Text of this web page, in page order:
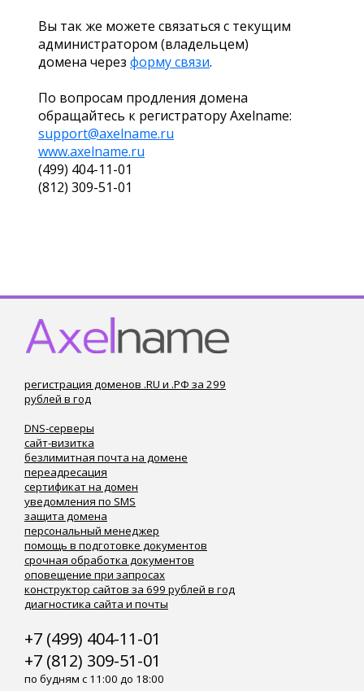
Вы так же можете связаться с текущим
администратором (владельцем)
домена через форму связи.
По вопросам продления домена
обращайтесь к регистратору Axelname:
support@axelname.ru
www.axelname.ru
(499) 404-11-01
(812) 309-51-01
регистрация доменов .RU и .РФ за 299
рублей в год
DNS-серверы
сайт-визитка
безлимитная почта на домене
переадресация
сертификат на домен
уведомления по SMS
защита домена
персональный менеджер
помощь в подготовке документов
срочная обработка документов
оповещение при запросах
конструктор сайтов за 699 рублей в год
диагностика сайта и почты
+7 (499) 404-11-01
+7 (812) 309-51-01
по будням с 11:00 до 18:00